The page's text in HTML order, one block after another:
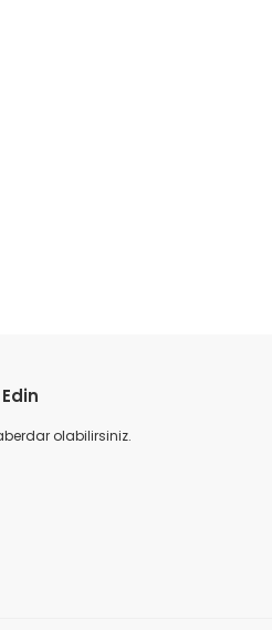
olabilirsiniz.